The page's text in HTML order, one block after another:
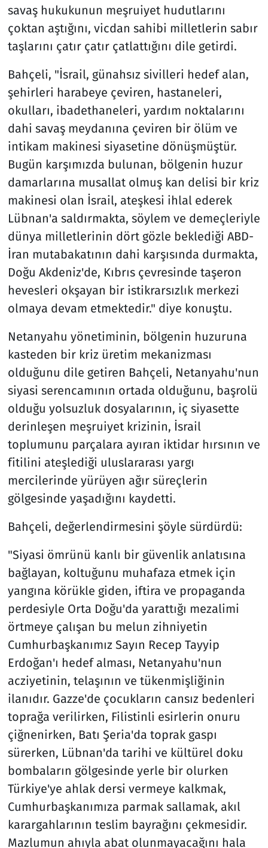
savaş hukukunun meşruiyet hudutlarını
çoktan aştığını, vicdan sahibi milletlerin sabır
taşlarını çatır çatır çatlattığını dile getirdi.
Bahçeli, "İsrail, günahsız sivilleri hedef alan,
şehirleri harabeye çeviren, hastaneleri,
okulları, ibadethaneleri, yardım noktalarını
dahi savaş meydanına çeviren bir ölüm ve
intikam makinesi siyasetine dönüşmüştür.
Bugün karşımızda bulunan, bölgenin huzur
damarlarına musallat olmuş kan delisi bir kriz
makinesi olan İsrail, ateşkesi ihlal ederek
Lübnan'a saldırmakta, söylem ve demeçleriyle
dünya milletlerinin dört gözle beklediği ABD-
İran mutabakatının dahi karşısında durmakta,
Doğu Akdeniz'de, Kıbrıs çevresinde taşeron
hevesleri okşayan bir istikrarsızlık merkezi
olmaya devam etmektedir." diye konuştu.
Netanyahu yönetiminin, bölgenin huzuruna
kasteden bir kriz üretim mekanizması
olduğunu dile getiren Bahçeli, Netanyahu'nun
siyasi serencamının ortada olduğunu, başrolü
olduğu yolsuzluk dosyalarının, iç siyasette
derinleşen meşruiyet krizinin, İsrail
toplumunu parçalara ayıran iktidar hırsının ve
fitilini ateşlediği uluslararası yargı
mercilerinde yürüyen ağır süreçlerin
gölgesinde yaşadığını kaydetti.
Bahçeli, değerlendirmesini şöyle sürdürdü:
"Siyasi ömrünü kanlı bir güvenlik anlatısına
bağlayan, koltuğunu muhafaza etmek için
yangına körükle giden, iftira ve propaganda
perdesiyle Orta Doğu'da yarattığı mezalimi
örtmeye çalışan bu melun zihniyetin
Cumhurbaşkanımız Sayın Recep Tayyip
Erdoğan'ı hedef alması, Netanyahu'nun
acziyetinin, telaşının ve tükenmişliğinin
ilanıdır. Gazze'de çocukların cansız bedenleri
toprağa verilirken, Filistinli esirlerin onuru
çiğnenirken, Batı Şeria'da toprak gaspı
sürerken, Lübnan'da tarihi ve kültürel doku
bombaların gölgesinde yerle bir olurken
Türkiye'ye ahlak dersi vermeye kalkmak,
Cumhurbaşkanımıza parmak sallamak, akıl
karargahlarının teslim bayrağını çekmesidir.
Mazlumun ahıyla abat olunmayacağını hala